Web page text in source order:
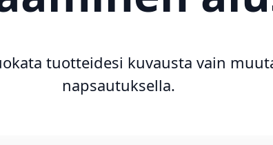
tuotteidesi kuvausta vain
napsautuksella.